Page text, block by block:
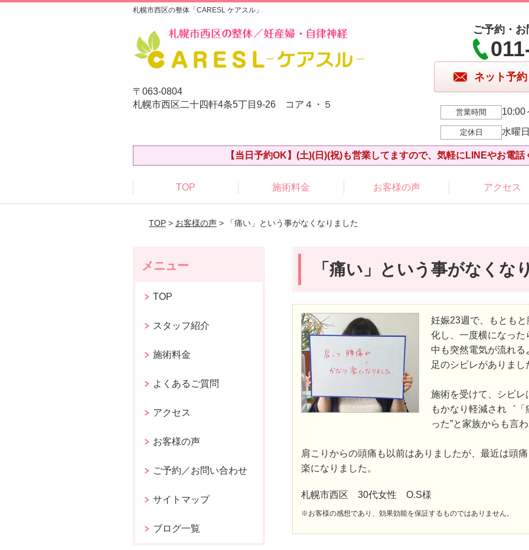
札幌市西区の整体「CARESL ケアスル」
〒063-0804
札幌市西区二十四軒4条5丁目9-26 コア４・５
ご予約・
ネット予約
営業時間 10:00
定休日 水曜
【当日予約OK】(土)(日)(祝)も営業してますので、気軽にLINEやお電話
TOP 施術料金 お客様の声 アクセス
TOP> お客様の声> 「痛い」という事がなくなりました
「痛い」という事がなくな
妊娠23週で、もとも
化し、一度横になっ
中も突然電気が流れ
足のシビレがありまし
施術を受けて、シビ
もかなり軽減され゛
った”と家族からも言
肩こりからの頭痛も以前はありましたが、最近は頭
楽になりました。
札幌市西区 30代女性 O.S様
※お客様の感想であり、効果効能を保証するものではありません。
メニュー
TOP
スタッフ紹介
施術料金
よくあるご質問
アクセス
お客様の声
ご予約／お問い合わせ
サイトマップ
ブログ一覧